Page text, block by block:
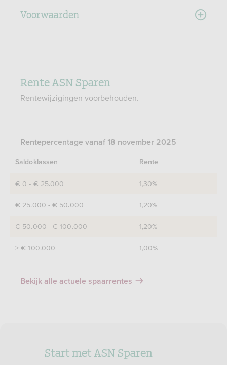
Voorwaarden
Rente ASN Sparen
Rentewijzigingen voorbehouden.
Rentepercentage vanaf 18 november 2025
Saldoklassen Rente
€ 0 - € 25.000 1,30%
€ 25.000 - € 50.000 1,20%
€ 50.000 - € 100.000 1,20%
> € 100.000 1,00%
Bekijk alle actuele spaarrentes
Start met ASN Sparen